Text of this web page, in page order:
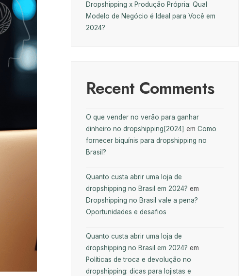
Dropshipping x Produção Própria: Qual
Modelo de Negócio é Ideal para Você em
2024?
Recent Comments
O que vender no verão para ganhar
dinheiro no dropshipping[2024] em Como
fornecer biquínis para dropshipping no
Brasil?
Quanto custa abrir uma loja de
dropshipping no Brasil em 2024? em
Dropshipping no Brasil vale a pena?
Oportunidades e desafios
Quanto custa abrir uma loja de
dropshipping no Brasil em 2024? em
Políticas de troca e devolução no
dropshipping: dicas para lojistas e